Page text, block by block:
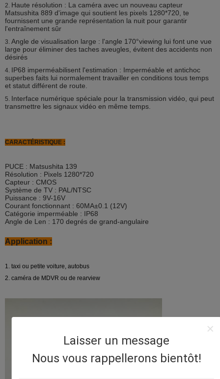
Laisser un message
Nous vous rappellerons bientôt!
2. Haute résolution : La caméra avec un nouveau capteur
Matsushita 889 d'image qui soutient les pixels 1280*720, te
fournissent une grande représentation la nuit pour garantir
l'entraînement sûr
3. Angle de visualisation large : l'angle 170°viewing lui font une vue
large pour éliminer des taches aveugles, évitent des accidents non
désirés
4. IP68 imperméabilisent l'estimation : Imperméable et antichoc
superbes faits lui normalement travailler en conditions tous temps
et statut différent de route.
5. Interface numérique spéciale pour la transmission vidéo, qui peut
transmettre les signaux vidéo en même temps.
CARACTÉRISTIQUE :
PUCE : Matsushita 139
Résolution : Pixels 1280*720
Capteur : CMOS
Système de TV : PAL/NTSC
Puissance : 9V-16V
Courant fonctionnant : 60MA±0.1 (12V)
Catégorie imperméable : IP68
Angle de Len : 170 degrés de grand-angulaire
Application :
1. taxi ou petite voiture, autobus
2. caméra de MDVR ou de rearview